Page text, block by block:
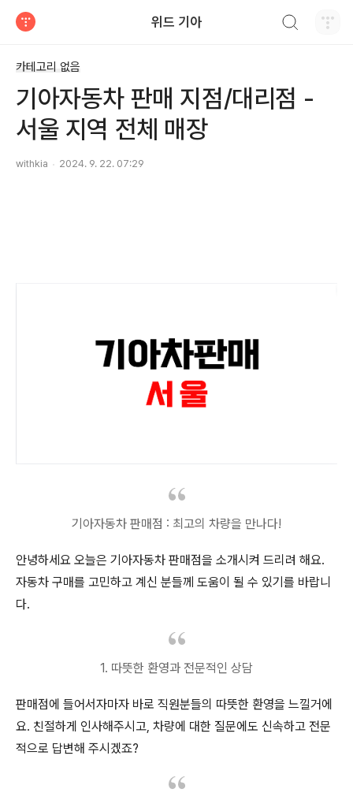
위드 기아
카테고리 없음
기아자동차 판매 지점/대리점 -
서울 지역 전체 매장
withkia 2024. 9. 22. 07:29
기아자동차 판매점 : 최고의 차량을 만나다!
안녕하세요 오늘은 기아자동차 판매점을 소개시켜 드리려 해요.
자동차 구매를 고민하고 계신 분들께 도움이 될 수 있기를 바랍니
다.
1. 따뜻한 환영과 전문적인 상담
판매점에 들어서자마자 바로 직원분들의 따뜻한 환영을 느낄거에
요. 친절하게 인사해주시고, 차량에 대한 질문에도 신속하고 전문
적으로 답변해 주시겠죠?